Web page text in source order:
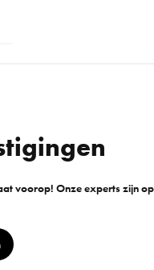
voorop! Onze experts zijn